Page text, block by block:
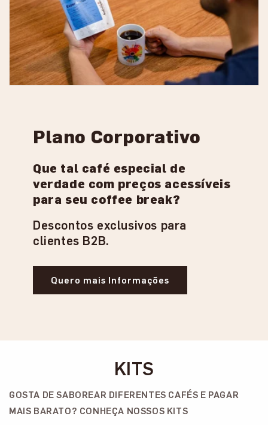
Plano Corporativo
Que tal café especial de
verdade com preços acessíveis
para seu coffee break?
Descontos exclusivos para
clientes B2B.
Quero mais Informações
KITS
GOSTA DE SABOREAR DIFERENTES CAFÉS E PAGAR
MAIS BARATO? CONHEÇA NOSSOS KITS